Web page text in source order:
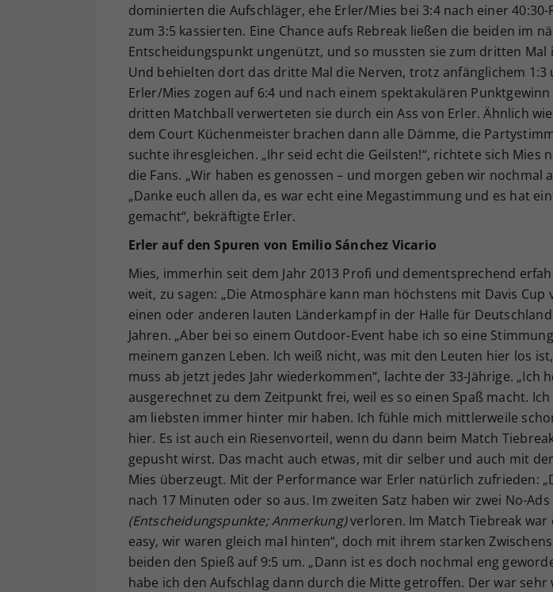
dominierten die Aufschläger, ehe Erler/Mies bei 3:4 nach einer
zum 3:5 kassierten. Eine Chance aufs Rebreak ließen die beiden im
Entscheidungspunkt ungenützt, und so mussten sie zum dritten Mal
Und behielten dort das dritte Mal die Nerven, trotz anfänglichem 1:3
Erler/Mies zogen auf 6:4 und nach einem spektakulären
dritten Matchball verwerteten sie durch ein Ass von Erler. Ähnlich
dem Court Küchenmeister brachen dann alle Dämme, die
suchte ihresgleichen. „Ihr seid echt die Geilsten!“, richtete sich Mies
die Fans. „Wir haben es genossen – und morgen geben wir nochmal
„Danke euch allen da, es war echt eine Megastimmung und es hat
gemacht“, bekräftigte Erler.
Erler auf den Spuren von Emilio Sánchez Vicario
Mies, immerhin seit dem Jahr 2013 Profi und dementsprechend
weit, zu sagen: „Die Atmosphäre kann man höchstens mit Davis Cup
einen oder anderen lauten Länderkampf in der Halle für
Jahren. „Aber bei so einem Outdoor-Event habe ich so eine
meinem ganzen Leben. Ich weiß nicht, was mit den Leuten hier los
muss ab jetzt jedes Jahr wiederkommen“, lachte der 33-Jährige. „Ich
ausgerechnet zu dem Zeitpunkt frei, weil es so einen Spaß macht.
am liebsten immer hinter mir haben. Ich fühle mich mittlerweile
hier. Es ist auch ein Riesenvorteil, wenn du dann beim Match
gepusht wirst. Das macht auch etwas, mit dir selber und auch mit
Mies überzeugt. Mit der Performance war Erler natürlich zufrieden:
nach 17 Minuten oder so aus. Im zweiten Satz haben wir zwei No-Ads
(Entscheidungspunkte; Anmerkung)verloren. Im Match Tiebreak war
easy, wir waren gleich mal hinten“, doch mit ihrem starken
beiden den Spieß auf 9:5 um. „Dann ist es doch nochmal eng
habe ich den Aufschlag dann durch die Mitte getroffen. Der war sehr